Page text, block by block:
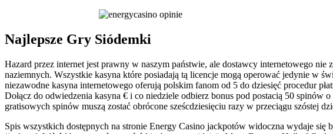
Najlepsze Gry Siódemki
Hazard przez internet jest prawny w naszym państwie, ale dostawcy internetowego nie
naziemnych. Wszystkie kasyna które posiadają tą licencje mogą operować jedynie w
niezawodne kasyna internetowego oferują polskim fanom od 5 do dziesięć procedur
Dołącz do odwiedzenia kasyna € i co niedziele odbierz bonus pod postacią 50 spinów
gratisowych spinów muszą zostać obrócone sześcdziesięciu razy w przeciągu szóstej
Spis wszystkich dostępnych na stronie Energy Casino jackpotów widoczna wydaje się